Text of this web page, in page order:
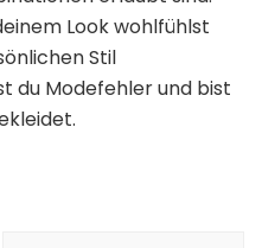
Look wohlfühlst
Stil
du Modefehler und bist